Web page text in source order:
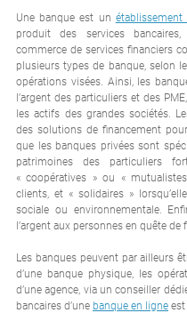
Une banque est un établissement
produit des services
commerce de services financiers
plusieurs types de banque, selon
opérations visées. Ainsi, les
l’argent des particuliers et des
les actifs des grandes sociétés.
des solutions de financement
que les banques privées sont
patrimoines des particuliers
« coopératives » ou «
clients, et « solidaires »
sociale ou environnementale.
l’argent aux personnes en quête
Les banques peuvent par ailleurs
d’une banque physique, les
d’une agence, via un conseiller
bancaires d’une banque en ligne est